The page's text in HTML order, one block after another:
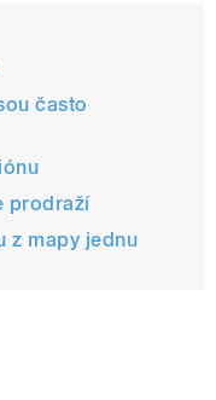
často
prodraží
z mapy jednu